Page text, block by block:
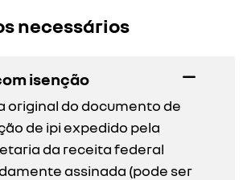
necessários
isenção
original do documento de
de ipi expedido pela
da receita federal
assinada (pode ser